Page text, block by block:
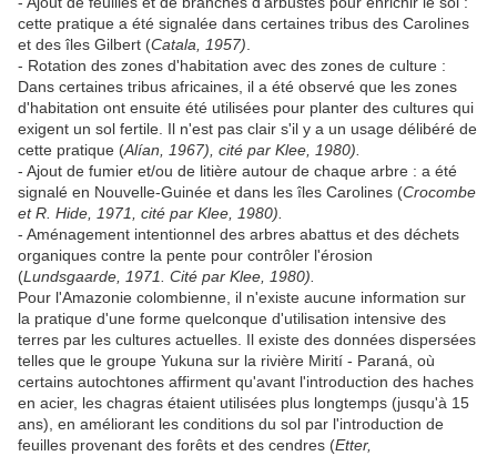
cette pratique a été signalée dans certaines tribus des Carolines
et des îles Gilbert (Catala, 1957)
- Rotation des zones d'habitation avec des zones de culture :
Dans certaines tribus africaines, il a été observé que les zones
d'habitation ont ensuite été utilisées pour planter des cultures qui
exigent un sol fertile. Il n'est pas clair s'il y a un usage délibéré de
cette pratique (Alían, 1967), cité par Klee, 1980).
- Ajout de fumier et/ou de litière autour de chaque arbre : a été
signalé en Nouvelle-Guinée et dans les îles Carolines (Crocombe
et R. Hide, 1971, cité par Klee, 1980).
- Aménagement intentionnel des arbres abattus et des déchets
organiques contre la pente pour contrôler l'érosion
(Lundsgaarde, 1971. Cité par Klee, 1980).
Pour l'Amazonie colombienne, il n'existe aucune information sur
la pratique d'une forme quelconque d'utilisation intensive des
terres par les cultures actuelles. Il existe des données dispersées
telles que le groupe Yukuna sur la rivière Mirití - Paraná, où
certains autochtones affirment qu'avant l'introduction des haches
en acier, les chagras étaient utilisées plus longtemps (jusqu'à 15
ans), en améliorant les conditions du sol par l'introduction de
feuilles provenant des forêts et des cendres (Etter,